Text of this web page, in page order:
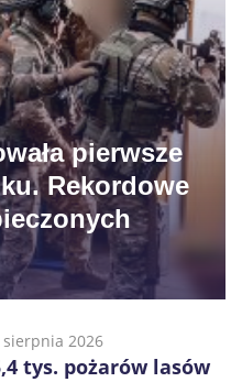
pierwsze
Rekordowe
sierpnia 2026
tys. pożarów lasów